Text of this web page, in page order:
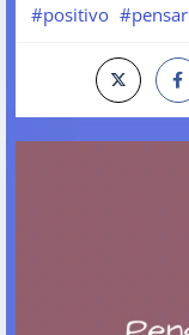
#positivo #pensar